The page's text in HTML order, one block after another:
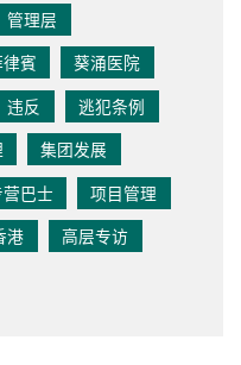
管理层
賓
葵涌医院
违反
逃犯条例
集团发展
巴士
项目管理
港
高层专访